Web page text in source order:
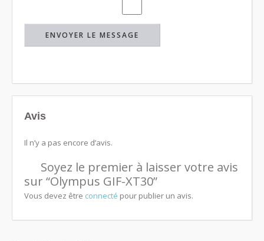
Avis
Il n’y a pas encore d’avis.
Soyez le premier à laisser votre avis
sur “Olympus GIF-XT30”
Vous devez être connecté pour publier un avis.